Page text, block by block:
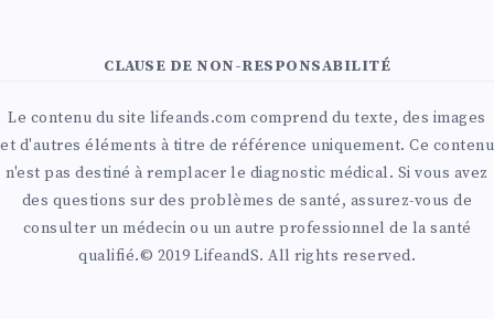
CLAUSE DE NON-RESPONSABILITÉ
Le contenu du site lifeands.com comprend du texte, des images
et d'autres éléments à titre de référence uniquement. Ce contenu
n'est pas destiné à remplacer le diagnostic médical. Si vous avez
des questions sur des problèmes de santé, assurez-vous de
consulter un médecin ou un autre professionnel de la santé
qualifié.© 2019 LifeandS. All rights reserved.